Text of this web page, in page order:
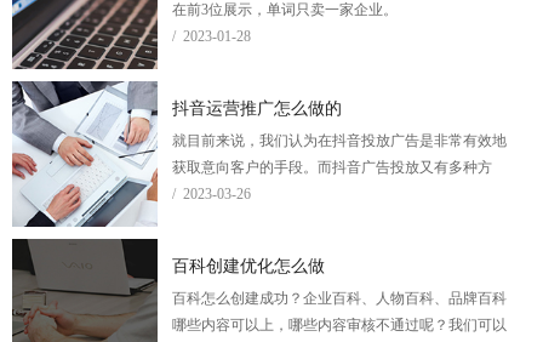
在前3位展示，单词只卖一家企业。
/ 2023-01-28
抖音运营推广怎么做的
就目前来说，我们认为在抖音投放广告是非常有效地
获取意向客户的手段。而抖音广告投放又有多种方
式，一般常见的有：CPM、CPC、OCPM、OCPC。
/ 2023-03-26
百科创建优化怎么做
百科怎么创建成功？企业百科、人物百科、品牌百科
哪些内容可以上，哪些内容审核不通过呢？我们可以